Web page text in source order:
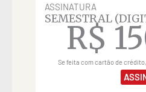
ASSINATURA
SEMESTRAL
R$
Se feita com cartão de